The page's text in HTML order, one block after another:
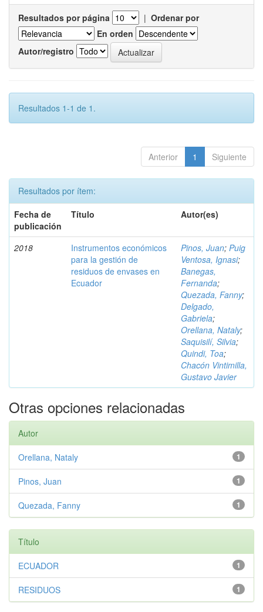
Resultados por página | Ordenar por
En orden
Autor/registro
Resultados 1-1 de 1.
Anterior 1 Siguiente
Resultados por ítem:
Fecha de
publicación
Título Autor(es)
2018
Instrumentos económicos
para la gestión de
residuos de envases en
Ecuador
Pinos, Juan; Puig
Ventosa, Ignasi;
Banegas,
Fernanda;
Quezada, Fanny;
Delgado,
Gabriela;
Orellana, Nataly;
Saquisilí, Silvia;
Quindi, Toa;
Chacón Vintimilla,
Gustavo Javier
Otras opciones relacionadas
Autor
1
Orellana, Nataly
1
Pinos, Juan
1
Quezada, Fanny
Título
1
ECUADOR
1
RESIDUOS